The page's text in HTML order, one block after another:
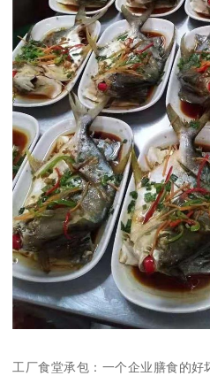
工厂食堂承包：一个企业膳食的好